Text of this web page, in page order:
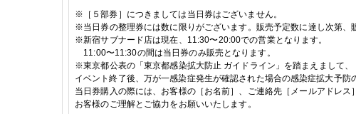
※ ［５部券］につきましては当日券はございません。
※当日券の整理券には数に限りがございます。販売予定数に達し次第、
※新宿サブナード店は現在、 11:30〜20:00での営業となります。
11:00〜11:30の間は当日券のみ販売となります。
※東京都公表の「東京都感染拡大防止 ガイドライン」を踏まえまして、
イベント終了後、万が一感染症発生が確認された場合の感染症拡大予防
当日券購入の際には、お客様の［お名前］、ご連絡先［メールアドレ
お客様のご理解とご協力をお願いいたします。